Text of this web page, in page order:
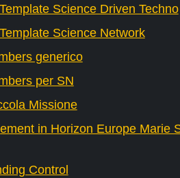
Science Driven Techno
Science Network
generico
per SN
Missione
in Horizon Europe Marie
Control